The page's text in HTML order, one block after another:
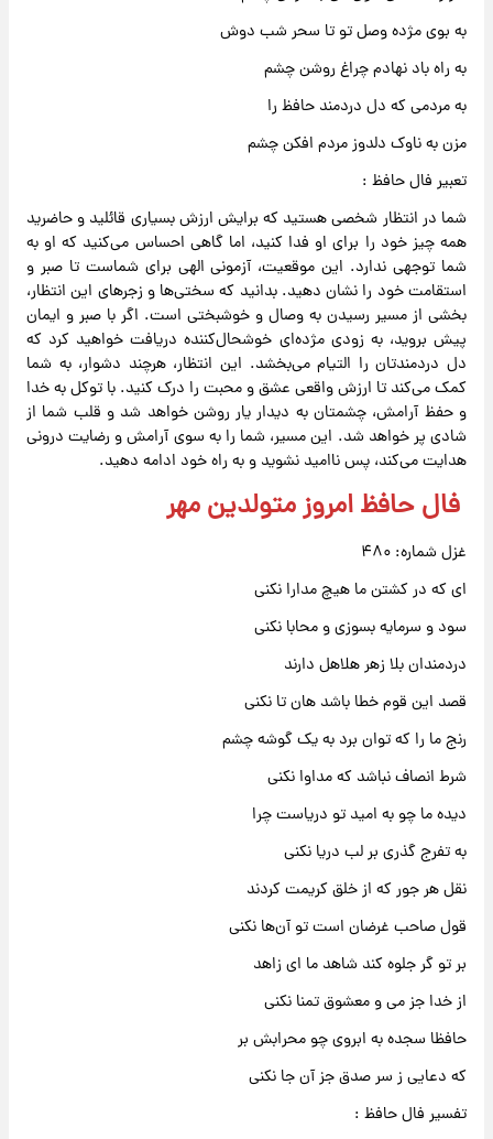
به بوی مژده وصل تو تا سحر شب دوش
به راه باد نهادم چراغ روشن چشم
به مردمی که دل دردمند حافظ را
مزن به ناوک دلدوز مردم افکن چشم
تعبیر فال حافظ :
شما در انتظار شخصی هستید که برایش ارزش بسیاری قائلید و حاضرید
همه چیز خود را برای او فدا کنید، اما گاهی احساس می‌کنید که او به
شما توجهی ندارد. این موقعیت، آزمونی الهی برای شماست تا صبر و
استقامت خود را نشان دهید. بدانید که سختی‌ها و زجرهای این انتظار،
بخشی از مسیر رسیدن به وصال و خوشبختی است. اگر با صبر و ایمان
پیش بروید، به زودی مژده‌ای خوشحال‌کننده دریافت خواهید کرد که
دل دردمندتان را التیام می‌بخشد. این انتظار، هرچند دشوار، به شما
کمک می‌کند تا ارزش واقعی عشق و محبت را درک کنید. با توکل به خدا
و حفظ آرامش، چشمتان به دیدار یار روشن خواهد شد و قلب شما از
شادی پر خواهد شد. این مسیر، شما را به سوی آرامش و رضایت درونی
هدایت می‌کند، پس ناامید نشوید و به راه خود ادامه دهید.
فال حافظ امروز متولدین مهر
غزل شماره: ۴۸۰
ای که در کشتن ما هیچ مدارا نکنی
سود و سرمایه بسوزی و محابا نکنی
دردمندان بلا زهر هلاهل دارند
قصد این قوم خطا باشد هان تا نکنی
رنج ما را که توان برد به یک گوشه چشم
شرط انصاف نباشد که مداوا نکنی
دیده ما چو به امید تو دریاست چرا
به تفرج گذری بر لب دریا نکنی
نقل هر جور که از خلق کریمت کردند
قول صاحب غرضان است تو آن‌ها نکنی
بر تو گر جلوه کند شاهد ما ای زاهد
از خدا جز می و معشوق تمنا نکنی
حافظا سجده به ابروی چو محرابش بر
که دعایی ز سر صدق جز آن جا نکنی
تفسیر فال حافظ :